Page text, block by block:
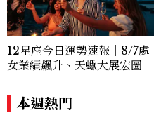
12星座今日運勢速報｜8/7處
女業績飆升、天蠍大展宏圖
本週熱門